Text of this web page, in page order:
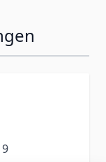
2019